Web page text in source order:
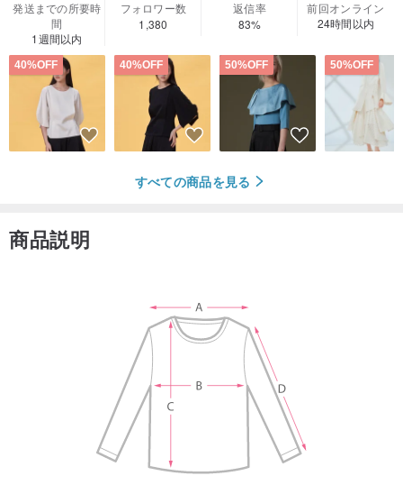
発送までの所要時
間
1週間以内
フォロワー数
1,380
返信率
83%
前回オンライン
24時間以内
40%OFF 40%OFF 50%OFF 50%OFF
すべての商品を見る
商品説明